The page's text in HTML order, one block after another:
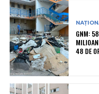
GNM:
48 DE